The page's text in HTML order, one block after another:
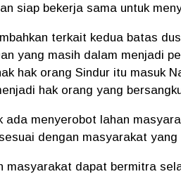
siap bekerja sama untuk
terkait kedua batas
yang masih dalam menjadi
hak orang Sindur itu masuk
hak orang yang
ada menyerobot lahan
dengan masyarakat
masyarakat dapat bermitra